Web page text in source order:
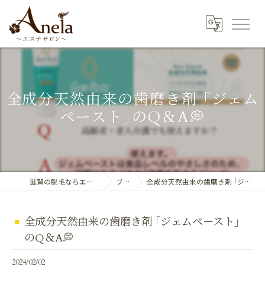
全成分天然由来の歯磨き剤 ｢ジェム
ペースト｣のQ＆A💭
滋賀の脱毛ならエステサロン Anela ブログ 全成分天然由来の歯磨き剤 ｢ジェムペースト｣のQ＆A💭
全成分天然由来の歯磨き剤 ｢ジェムペースト｣
のQ＆A💭
2024/02/02